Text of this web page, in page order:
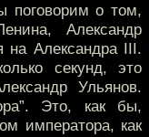
поговорим о том,
Александр
на Александра III.
секунд, это
Ульянов.
Это, как бы,
императора, как